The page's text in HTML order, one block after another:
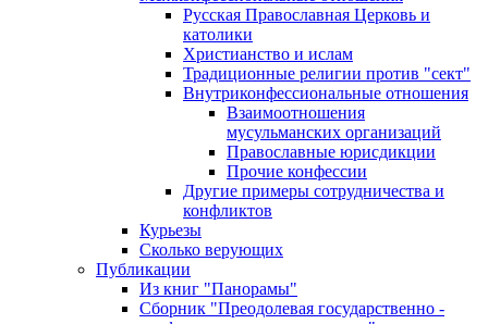
Русская Православная Церковь и
католики
Христианство и ислам
Традиционные религии против "сект"
Внутриконфессиональные отношения
Взаимоотношения
мусульманских организаций
Православные юрисдикции
Прочие конфессии
Другие примеры сотрудничества и
конфликтов
Курьезы
Сколько верующих
Публикации
Из книг "Панорамы"
Сборник "Преодолевая государственно -